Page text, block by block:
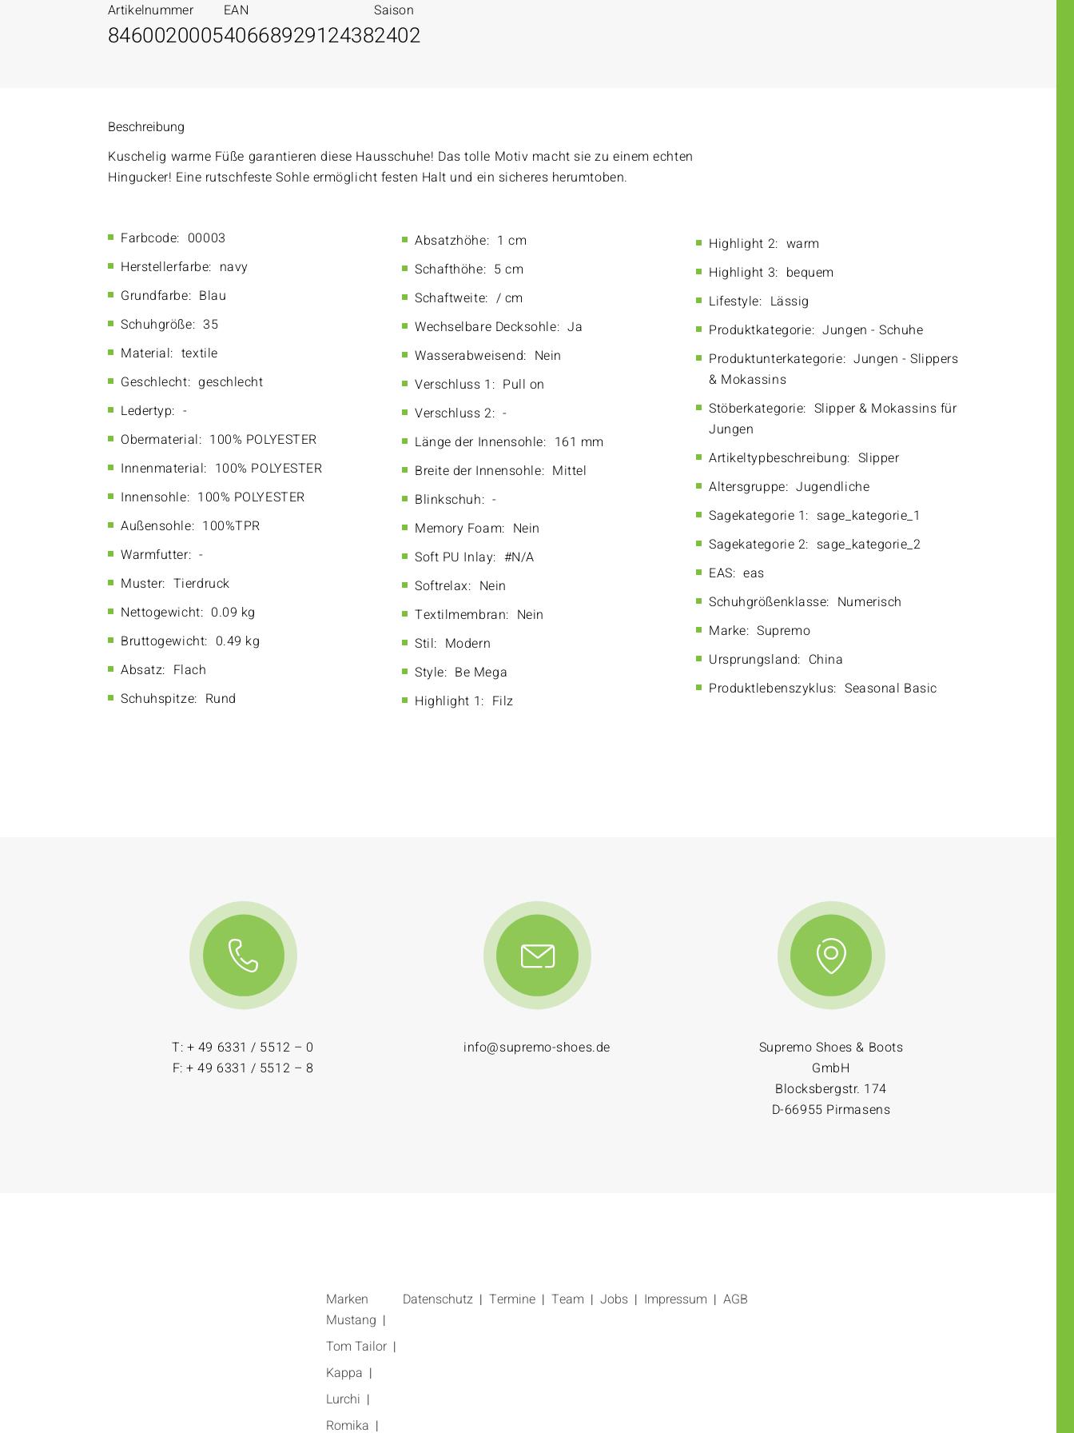
Artikelnummer
8460020005
EAN
4066892912438
Saison
2402
Beschreibung
Kuschelig warme Füße garantieren diese Hausschuhe! Das tolle Motiv macht sie zu einem echten
Hingucker! Eine rutschfeste Sohle ermöglicht festen Halt und ein sicheres herumtoben.
Farbcode: 00003
Herstellerfarbe: navy
Grundfarbe: Blau
Schuhgröße: 35
Material: textile
Geschlecht: geschlecht
Ledertyp: -
Obermaterial: 100% POLYESTER
Innenmaterial: 100% POLYESTER
Innensohle: 100% POLYESTER
Außensohle: 100%TPR
Warmfutter: -
Muster: Tierdruck
Nettogewicht: 0.09 kg
Bruttogewicht: 0.49 kg
Absatz: Flach
Schuhspitze: Rund
Absatzhöhe: 1 cm
Schafthöhe: 5 cm
Schaftweite: / cm
Wechselbare Decksohle: Ja
Wasserabweisend: Nein
Verschluss 1: Pull on
Verschluss 2: -
Länge der Innensohle: 161 mm
Breite der Innensohle: Mittel
Blinkschuh: -
Memory Foam: Nein
Soft PU Inlay: #N/A
Softrelax: Nein
Textilmembran: Nein
Stil: Modern
Style: Be Mega
Highlight 1: Filz
Highlight 2: warm
Highlight 3: bequem
Lifestyle: Lässig
Produktkategorie: Jungen - Schuhe
Produktunterkategorie: Jungen - Slippers
& Mokassins
Stöberkategorie: Slipper & Mokassins für
Jungen
Artikeltypbeschreibung: Slipper
Altersgruppe: Jugendliche
Sagekategorie 1: sage_kategorie_1
Sagekategorie 2: sage_kategorie_2
EAS: eas
Schuhgrößenklasse: Numerisch
Marke: Supremo
Ursprungsland: China
Produktlebenszyklus: Seasonal Basic
T: + 49 6331 / 5512 – 0
F: + 49 6331 / 5512 – 8
info@supremo-shoes.de
Supremo Shoes & Boots
GmbH
Blocksbergstr. 174
D-66955 Pirmasens
Marken
Mustang
Tom Tailor
Kappa
Lurchi
Romika
Datenschutz Termine Team Jobs Impressum AGB